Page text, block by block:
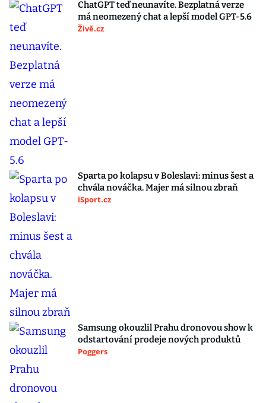
ChatGPT teď neunavíte. Bezplatná verze
má neomezený chat a lepší model GPT-5.6
Živě.cz
Sparta po kolapsu v Boleslavi: minus šest a
chvála nováčka. Majer má silnou zbraň
iSport.cz
Samsung okouzlil Prahu dronovou show k
odstartování prodeje nových produktů
Poggers